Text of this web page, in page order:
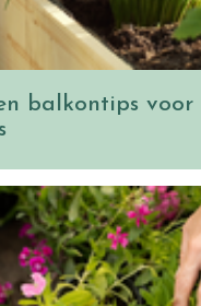
balkontips voor